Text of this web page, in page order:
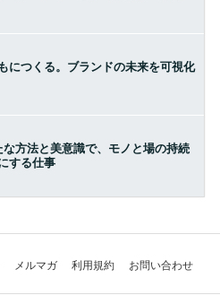
につくる。ブランドの未来を可視化
な方法と美意識で、モノと場の持続
する仕事
メルマガ 利用規約 お問い合わせ